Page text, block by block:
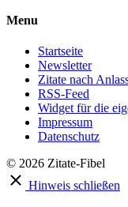
Menu
Startseite
Newsletter
Zitate nach
RSS-Feed
Widget für die
Impressum
Datenschutz
© 2026 Zitate-Fibel
Hinweis schließen